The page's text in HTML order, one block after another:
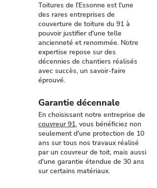
Toitures de l'Essonne est l'une
des rares entreprises de
couverture de toiture du 91 à
pouvoir justifier d'une telle
ancienneté et renommée. Notre
expertise repose sur des
décennies de chantiers réalisés
avec succès, un savoir-faire
éprouvé.
Garantie décennale
En choisissant notre entreprise de
couvreur 91, vous bénéficiez non
seulement d'une protection de 10
ans sur tous nos travaux réalisé
par un couvreur de toit, mais aussi
d'une garantie étendue de 30 ans
sur certains matériaux.